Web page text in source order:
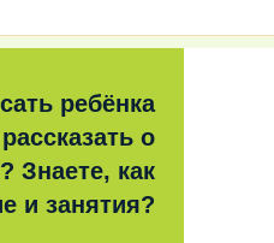
ребёнка
о
Знаете, как
и занятия?